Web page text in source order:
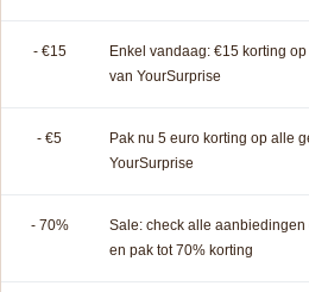
- €15
Enkel vandaag: €15 korting
van YourSurprise
- €5
Pak nu 5 euro korting op alle
YourSurprise
- 70%
Sale: check alle aanbiedingen
en pak tot 70% korting